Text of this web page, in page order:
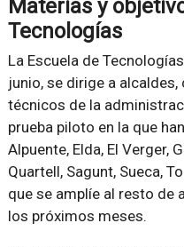
Materias y
Tecnologías
La Escuela de
junio, se dirige a
técnicos de la
prueba piloto en la que
Alpuente, Elda, El Verger,
Quartell, Sagunt, Sueca,
que se amplíe al resto de
los próximos meses.